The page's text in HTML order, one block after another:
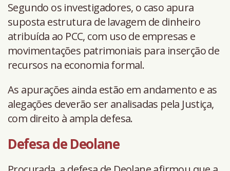
Segundo os investigadores, o caso apura
suposta estrutura de lavagem de dinheiro
atribuída ao PCC, com uso de empresas e
movimentações patrimoniais para inserção de
recursos na economia formal.
As apurações ainda estão em andamento e as
alegações deverão ser analisadas pela Justiça,
com direito à ampla defesa.
Defesa de Deolane